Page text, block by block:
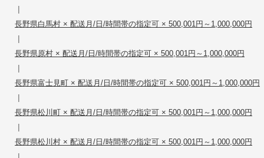
|
長野県白馬村 × 配送月/日/時間帯の指定可 × 500,001円～1,000,000円
|
長野県原村 × 配送月/日/時間帯の指定可 × 500,001円～1,000,000円
|
長野県富士見町 × 配送月/日/時間帯の指定可 × 500,001円～1,000,000円
|
長野県松川町 × 配送月/日/時間帯の指定可 × 500,001円～1,000,000円
|
長野県松川村 × 配送月/日/時間帯の指定可 × 500,001円～1,000,000円
|